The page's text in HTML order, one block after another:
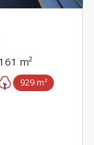
Maison 6 pièce(s) 4 chambre(s) 161 m²
929 m²